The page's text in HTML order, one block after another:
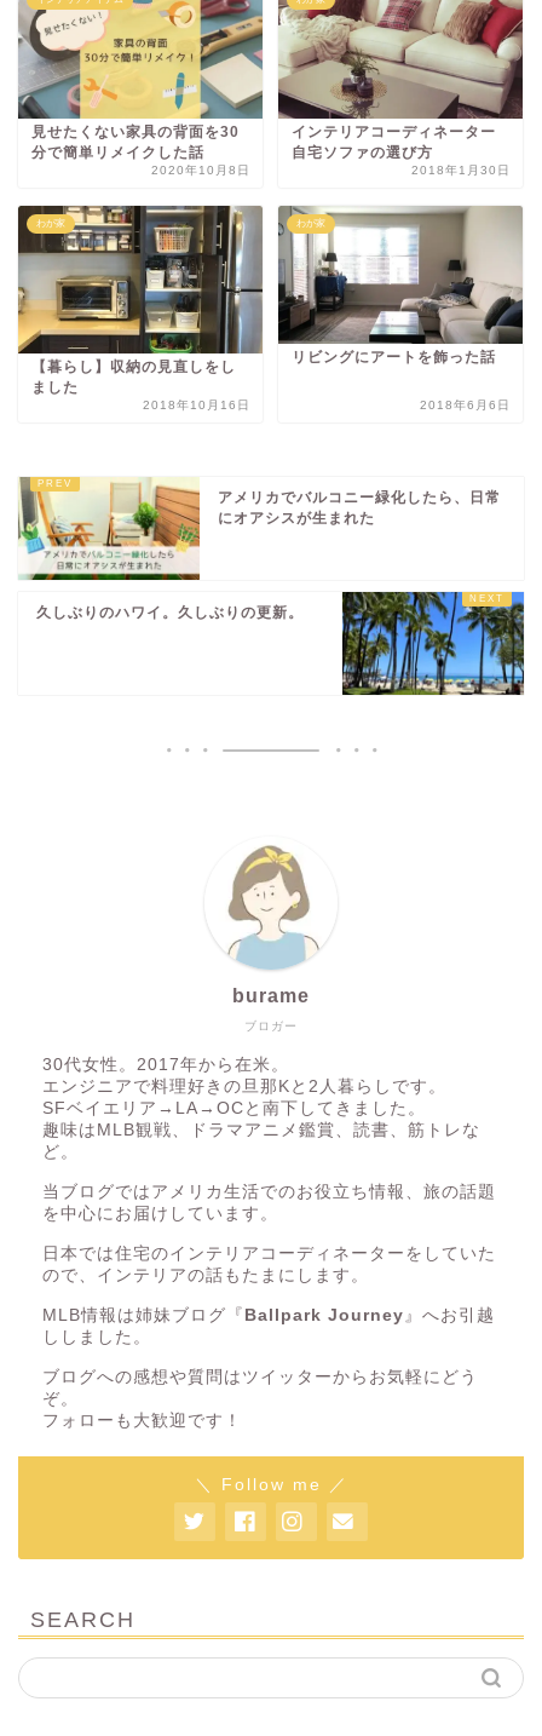
見せたくない家具の背面を30
分で簡単リメイクした話
2020年10月8日
インテリアコーディネーター
自宅ソファの選び方
2018年1月30日
わが家
【暮らし】収納の見直しをし
ました
2018年10月16日
わが家
リビングにアートを飾った話
2018年6月6日
アメリカでバルコニー緑化したら、日常
にオアシスが生まれた
久しぶりのハワイ。久しぶりの更新。
ブロガー
burame
30代女性。2017年から在米。
エンジニアで料理好きの旦那Kと2人暮らしです。
SFベイエリア→LA→OCと南下してきました。
趣味はMLB観戦、ドラマアニメ鑑賞、読書、筋トレな
ど。
当ブログではアメリカ生活でのお役立ち情報、旅の話題
を中心にお届けしています。
日本では住宅のインテリアコーディネーターをしていた
ので、インテリアの話もたまにします。
MLB情報は姉妹ブログ『 Ballpark Journey 』へお引越
ししました。
ブログへの感想や質問はツイッターからお気軽にどう
ぞ。
フォローも大歓迎です！
＼ Follow me ／
SEARCH